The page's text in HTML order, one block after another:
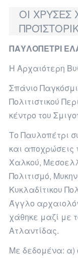
ΟΙ ΧΡΥΣΕΣ
ΠΑΥΛΟΠΕΤΡΙ
Η Αρχαιότερη
Σπάνιο
Πολιτιστικού
κέντρο του
Το Παυλοπέτρι
και αποχρώσεις
Χαλκού,
Πολιτισμό,
Κυκλαδίτικου
Άγγλο
χάθηκε μαζί με
Ατλαντίδας.
Με δεδομένα: α)